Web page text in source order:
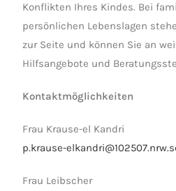
Konflikten Ihres Kindes. Bei
persönlichen Lebenslagen
zur Seite und können Sie an
Hilfsangebote und
Kontaktmöglichkeiten
Frau Krause-el Kandri
p.krause-
Frau Leibscher